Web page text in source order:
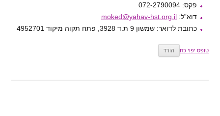
פקס: 072-2790094
דוא”ל: moked@yahav-hst.org.il
כתובת לדואר: שמשון 9 ת.ד 3928, פתח תקוה מיקוד 4952701
טופס יפוי כח הורד